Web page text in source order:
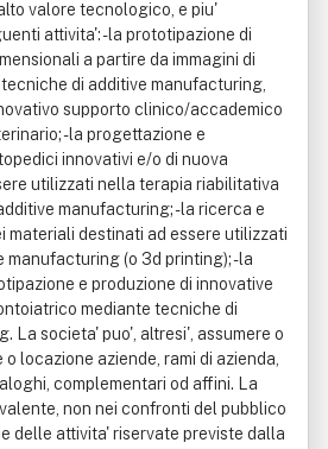
valore tecnologico, e piu'
attivita': - la prototipazione di
a partire da immagini di
di additive manufacturing,
supporto clinico/accademico
- la progettazione e
innovativi e/o di nuova
utilizzati nella terapia riabilitativa
manufacturing; - la ricerca e
materiali destinati ad essere utilizzati
manufacturing (o 3d printing); - la
e produzione di innovative
mediante tecniche di
La societa' puo', altresi', assumere o
locazione aziende, rami di azienda,
complementari od affini. La
non nei confronti del pubblico
delle attivita' riservate previste dalla